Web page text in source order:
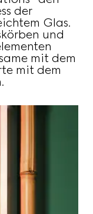
der
Glas.
und
mit dem
mit dem